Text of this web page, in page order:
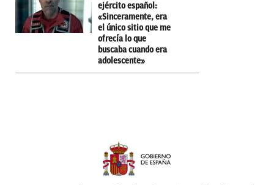
ejército español:
«Sinceramente, era
el único sitio que me
ofrecía lo que
buscaba cuando era
adolescente»